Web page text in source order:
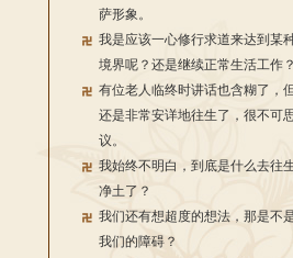
萨形象。
我是应该一心修行求道来达到某
境界呢？还是继续正常生活工作？
有位老人临终时讲话也含糊了，
还是非常安详地往生了，很不可
议。
我始终不明白，到底是什么去往
净土了？
我们还有想超度的想法，那是不
我们的障碍？